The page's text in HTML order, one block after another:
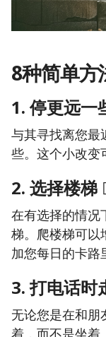
8种简单方
1. 停更远一
与其寻找离您最
些。这个小改变
2. 选择楼梯
在有选择的情况
梯。爬楼梯可以
加您每日的卡路
3. 打电话时
无论您是在和朋